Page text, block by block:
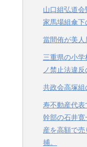
山口組弘道
家馬場組傘下
當間侑が美人
三重県の小
ノ禁止法違反
共政会高塚
寿不動産代表
幹部の石井
産を高額で
捕。